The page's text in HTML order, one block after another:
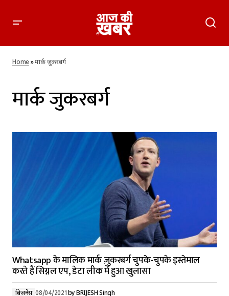
Home»मार्क जुकरबर्ग
मार्क जुकरबर्ग
Whatsapp के मालिक मार्क ज़ुकरबर्ग चुपके-चुपके इस्तेमाल
करते हैं सिग्नल एप, डेटा लीक में हुआ खुलासा
बिजनेस 08/04/2021byBRIJESH Singh